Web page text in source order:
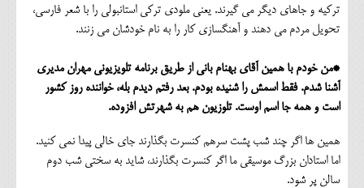
ترکیه و جاهای دیگر می گیرند. یعنی ملودی ترکی استانبولی را با شعر فارسی،
تحویل مردم می دهند و آهنگسازی کار را به نام خودشان می زنند.
*من خودم با همین آقای بهنام بانی از طریق برنامه تلویزیونی مهران مدیری
آشنا شدم. فقط اسمش را شنیده بودم. بعد رفتم دیدم بله، خواننده روز کشور
است و همه جا اسم اوست. تلوزیون هم به شهرتش افزوده.
همین ها اگر چند شب پشت سرهم کنسرت بگذارند جای خالی پیدا نمی کنید.
اما استادان بزرگ موسیقی ما اگر کنسرت بگذارند، شاید به سختی شب دوم
سالن پر شود.